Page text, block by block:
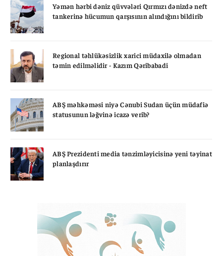
Yəmən hərbi dəniz qüvvələri Qırmızı dənizdə neft
tankerinə hücumun qarşısının alındığını bildirib
Regional təhlükəsizlik xarici müdaxilə olmadan
təmin edilməlidir - Kazım Qəribabadi
ABŞ məhkəməsi niyə Cənubi Sudan üçün müdafiə
statusunun ləğvinə icazə verib?
ABŞ Prezidenti media tənzimləyicisinə yeni təyinat
planlaşdırır